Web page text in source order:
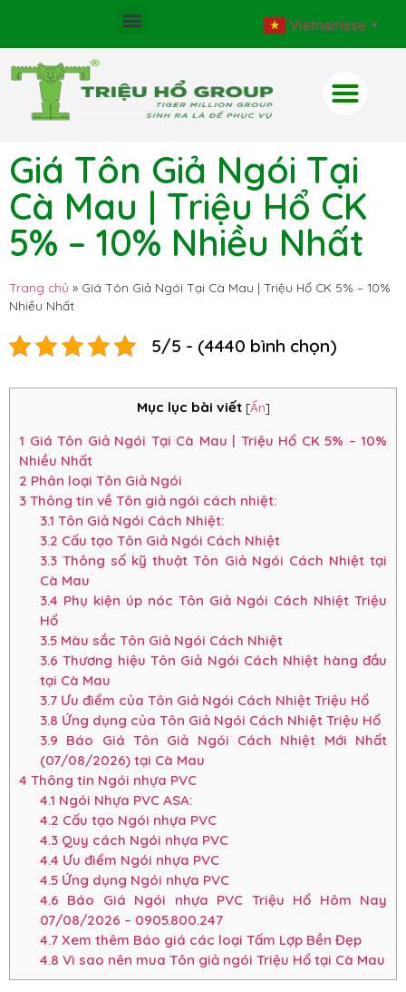
Vietnamese ▼
Giá Tôn Giả Ngói Tại
Cà Mau | Triệu Hổ CK
5% – 10% Nhiều Nhất
Trang chủ » Giá Tôn Giả Ngói Tại Cà Mau | Triệu Hổ CK 5% – 10%
Nhiều Nhất
5/5 - (4440 bình chọn)
Mục lục bài viết [Ẩn]
1 Giá Tôn Giả Ngói Tại Cà Mau | Triệu Hổ CK 5% – 10%
Nhiều Nhất
2 Phân loại Tôn Giả Ngói
3 Thông tin về Tôn giả ngói cách nhiệt:
3.1 Tôn Giả Ngói Cách Nhiệt:
3.2 Cấu tạo Tôn Giả Ngói Cách Nhiệt
3.3Thông số kỹ thuật Tôn Giả Ngói Cách Nhiệt tại
Cà Mau
3.4 Phụ kiện úp nóc Tôn Giả Ngói Cách Nhiệt Triệu
Hổ
3.5Màu sắc Tôn Giả Ngói Cách Nhiệt
3.6 Thương hiệu Tôn Giả Ngói Cách Nhiệt hàng đầu
tại Cà Mau
3.7Ưu điểm của Tôn Giả Ngói Cách Nhiệt Triệu Hổ
3.8 Ứng dụng của Tôn Giả Ngói Cách Nhiệt Triệu Hổ
3.9 Báo Giá Tôn Giả Ngói Cách Nhiệt Mới Nhất
(07/08/2026) tại Cà Mau
4 Thông tin Ngói nhựa PVC
4.1 Ngói Nhựa PVC ASA:
4.2 Cấu tạo Ngói nhựa PVC
4.3Quy cách Ngói nhựa PVC
4.4 Ưu điểm Ngói nhựa PVC
4.5Ứng dụng Ngói nhựa PVC
4.6 Báo Giá Ngói nhựa PVC Triệu Hổ Hôm Nay
07/08/2026 – 0905.800.247
4.7Xem thêm Báo giá các loại Tấm Lợp Bền Đẹp
4.8 Vì sao nên mua Tôn giả ngói Triệu Hổ tại Cà Mau